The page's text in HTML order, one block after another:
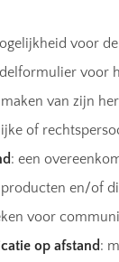
voor
voor
van zijn
of
: een
en/of
voor
op afstand: